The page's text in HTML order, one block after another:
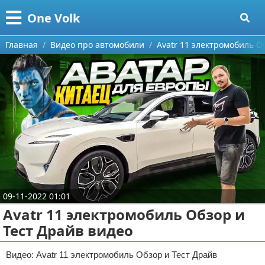
One Volk
Меню
Главная
Категории
Видео приколы
Видео про игры
Видео про автомобили
Ремонт автомобиля
Видео про путешествия
Тест-драйв
aliexpress
ebay
Поиск
О проекте
Контакты
Сотрудничество
Размещение рекламы
Для правообладателей
Условия предоставления информации
Главная Видео про автомобили Avatr 11 электромобиль
09-11-2022 01:01
Avatr 11 электромобиль Обзор и
Тест Драйв видео
Видео: Avatr 11 электромобиль Обзор и Тест Драйв